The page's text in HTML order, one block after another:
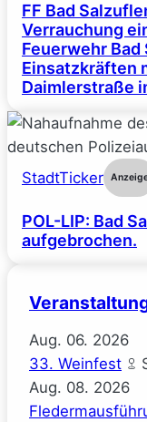
FF Bad
Verrauchung
Feuerwehr
Einsatzkräften
Daimlerstraße
StadtTicker
POL-LIP: Bad
aufgebrochen.
Aug. 06. 2026
33. Weinfest
Aug. 08. 2026